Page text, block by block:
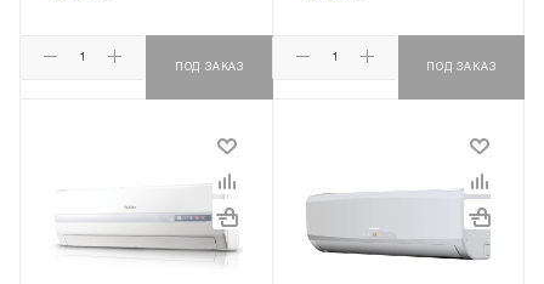
ПОД ЗАКАЗ ПОД ЗАКАЗ